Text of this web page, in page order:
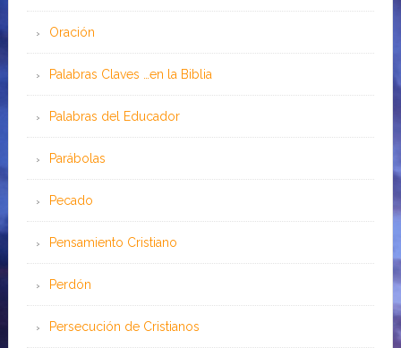
Oración
Palabras Claves …en la Biblia
Palabras del Educador
Parábolas
Pecado
Pensamiento Cristiano
Perdón
Persecución de Cristianos